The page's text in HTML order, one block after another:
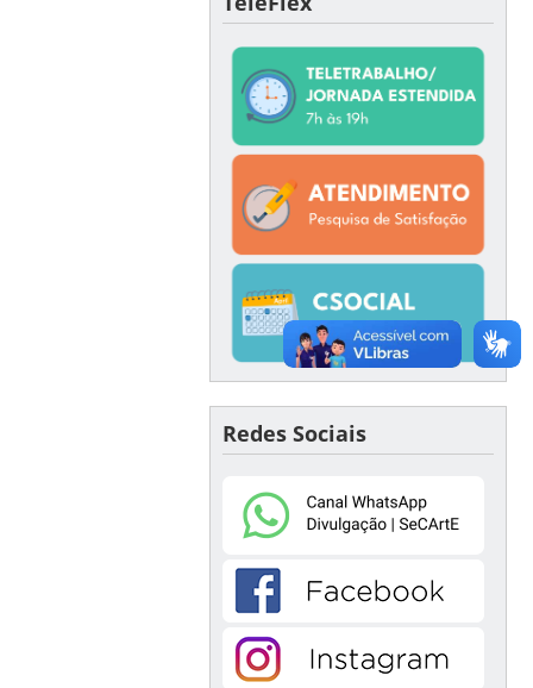
Redes Sociais